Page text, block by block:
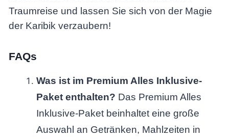
Traumreise und lassen Sie sich von der Magie
der Karibik verzaubern!
FAQs
Was ist im Premium Alles Inklusive-
Paket enthalten? Das Premium Alles
Inklusive-Paket beinhaltet eine große
Auswahl an Getränken, Mahlzeiten in